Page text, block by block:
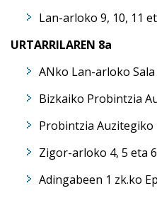
Lan-arloko 9, 10, 11
URTARRILAREN 8a
ANko Lan-arloko Sala
Bizkaiko Probintzia
Probintzia Auzitegiko
Zigor-arloko 4, 5 eta
Adingabeen 1 zk.ko